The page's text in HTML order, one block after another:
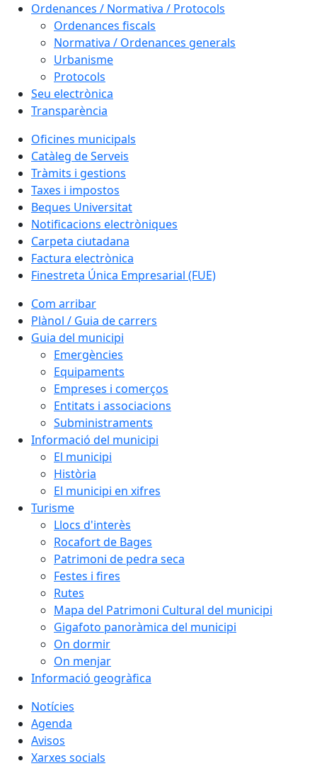
Ordenances / Normativa / Protocols
Ordenances fiscals
Normativa / Ordenances generals
Urbanisme
Protocols
Seu electrònica
Transparència
Oficines municipals
Catàleg de Serveis
Tràmits i gestions
Taxes i impostos
Beques Universitat
Notificacions electròniques
Carpeta ciutadana
Factura electrònica
Finestreta Única Empresarial (FUE)
Com arribar
Plànol / Guia de carrers
Guia del municipi
Emergències
Equipaments
Empreses i comerços
Entitats i associacions
Subministraments
Informació del municipi
El municipi
Història
El municipi en xifres
Turisme
Llocs d'interès
Rocafort de Bages
Patrimoni de pedra seca
Festes i fires
Rutes
Mapa del Patrimoni Cultural del municipi
Gigafoto panoràmica del municipi
On dormir
On menjar
Informació geogràfica
Notícies
Agenda
Avisos
Xarxes socials